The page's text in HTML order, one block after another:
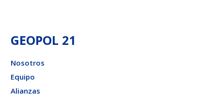
GEOPOL 21
Nosotros
Equipo
Alianzas